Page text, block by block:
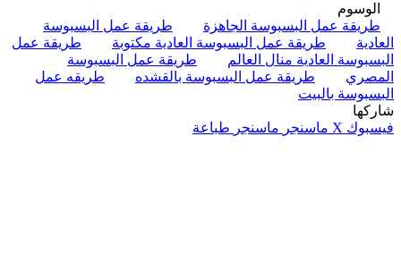
الوسوم
طريقة عمل البسبوسة الجاهزة
طريقة عمل البسبوسة
العادية
طريقة عمل البسبوسة العادية مكتوبة
طريقة عمل
البسبوسة العادية منال العالم
طريقة عمل البسبوسة
المصري
طريقة عمل البسبوسة بالقشده
طريقه عمل
البسبوسة بالبيت
شاركها
فيسبوك ‫X ماسنجر ماسنجر طباعة